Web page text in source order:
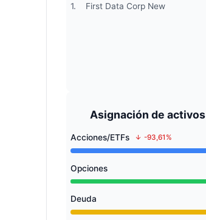
1. First Data Corp New
Asignación de activos
Acciones/ETFs -93,61%
Opciones
Deuda